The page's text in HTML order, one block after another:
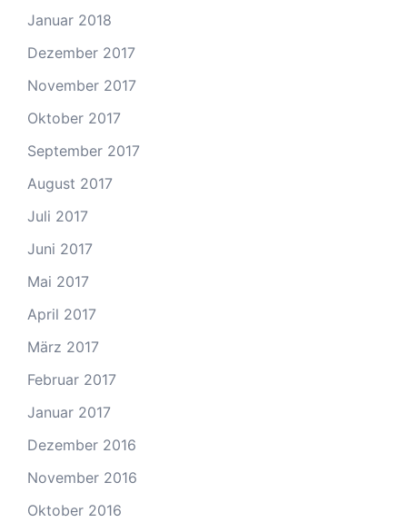
Januar 2018
Dezember 2017
November 2017
Oktober 2017
September 2017
August 2017
Juli 2017
Juni 2017
Mai 2017
April 2017
März 2017
Februar 2017
Januar 2017
Dezember 2016
November 2016
Oktober 2016